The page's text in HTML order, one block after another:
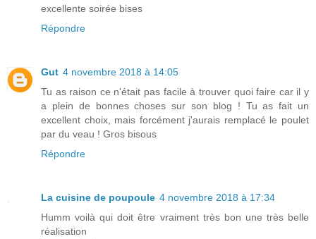
excellente soirée bises
Répondre
Gut 4 novembre 2018 à 14:05
Tu as raison ce n'était pas facile à trouver quoi faire car il y
a plein de bonnes choses sur son blog ! Tu as fait un
excellent choix, mais forcément j'aurais remplacé le poulet
par du veau ! Gros bisous
Répondre
La cuisine de poupoule 4 novembre 2018 à 17:34
Humm voilà qui doit être vraiment très bon une très belle
réalisation